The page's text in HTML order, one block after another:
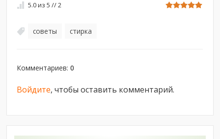
5.0из5 //2
советы стирка
Комментариев:0
Войдите, чтобы оставить комментарий.